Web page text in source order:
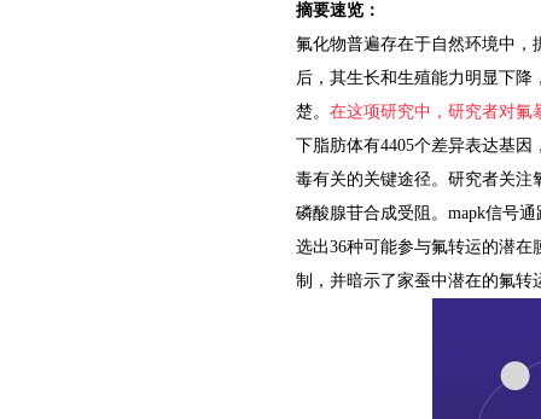
摘要速览：
氟化物普遍存在于自然环境中，
后，其生长和生殖能力明显下
楚。 在这项研究中，研究者对氟
下脂肪体有4405个差异表达基因
毒有关的关键途径。研究者关注
磷酸腺苷合成受阻。 mapk信号通
选出36种可能参与氟转运的潜在
制，并暗示了家蚕中潜在的氟转